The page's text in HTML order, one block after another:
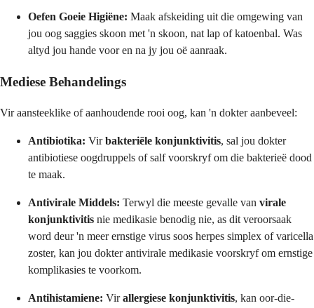
Oefen Goeie Higiëne: Maak afskeiding uit die omgewing van
jou oog saggies skoon met 'n skoon, nat lap of katoenbal. Was
altyd jou hande voor en na jy jou oë aanraak.
Mediese Behandelings
Vir aansteeklike of aanhoudende rooi oog, kan 'n dokter aanbeveel:
Antibiotika: Virbakteriële konjunktivitis, sal jou dokter
antibiotiese oogdruppels of salf voorskryf om die bakterieë dood
te maak.
Antivirale Middels: Terwyl die meeste gevalle van virale
konjunktivitis nie medikasie benodig nie, as dit veroorsaak
word deur 'n meer ernstige virus soos herpes simplex of varicella
zoster, kan jou dokter antivirale medikasie voorskryf om ernstige
komplikasies te voorkom.
Antihistamiene: Virallergiese konjunktivitis, kan oor-die-